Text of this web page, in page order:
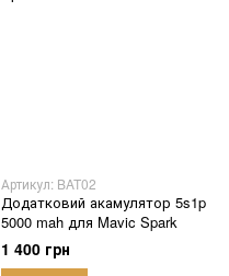
Артикул: BAT02
Додатковий акамулятор 5s1p
5000 mah для Mavic Spark
1 400 грн